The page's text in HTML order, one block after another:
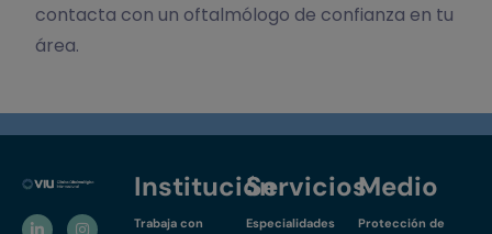
contacta con un oftalmólogo de confianza en tu
área.
Institución
Trabaja con
Servicios
Especialidades
Medio
Protección de